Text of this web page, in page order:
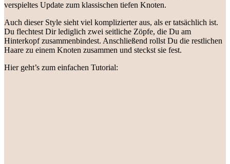
verspieltes Update zum klassischen tiefen Knoten.
Auch dieser Style sieht viel komplizierter aus, als er tatsächlich ist.
Du flechtest Dir lediglich zwei seitliche Zöpfe, die Du am
Hinterkopf zusammenbindest. Anschließend rollst Du die restlichen
Haare zu einem Knoten zusammen und steckst sie fest.
Hier geht’s zum einfachen Tutorial: